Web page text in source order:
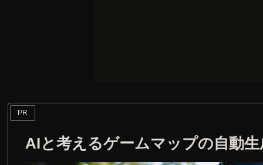
PR
AIと考えるゲームマップの自動生